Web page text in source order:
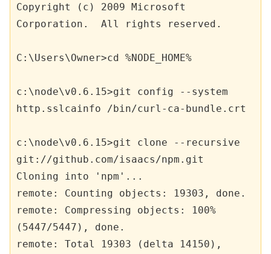
Copyright (c) 2009 Microsoft
Corporation.  All rights reserved.
C:\Users\Owner>cd %NODE_HOME%
c:\node\v0.6.15>git config --system
http.sslcainfo /bin/curl-ca-bundle.crt
c:\node\v0.6.15>git clone --recursive
git://github.com/isaacs/npm.git
Cloning into 'npm'...
remote: Counting objects: 19303, done.
remote: Compressing objects: 100%
(5447/5447), done.
remote: Total 19303 (delta 14150),